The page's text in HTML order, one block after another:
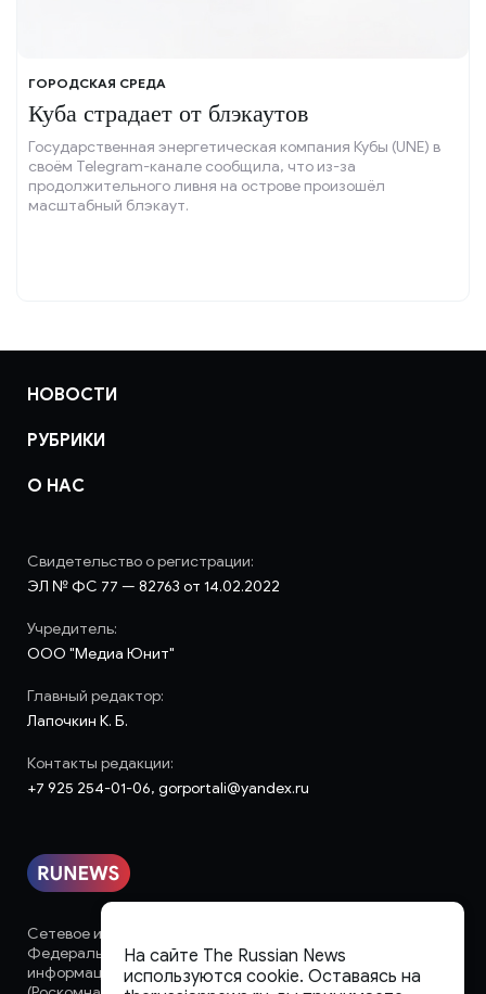
ГОРОДСКАЯ СРЕДА
Куба страдает от блэкаутов
Государственная энергетическая компания Кубы (UNE) в
своём Telegram-канале сообщила, что из-за
продолжительного ливня на острове произошёл
масштабный блэкаут.
НОВОСТИ
РУБРИКИ
О НАС
Сетевое издание «runews» (18+) зарегистрировано в
Федеральной службе по надзору в сфере связи,
информационных технологий и массовых коммуникаций
Свидетельство о регистрации:
ЭЛ № ФС 77 — 82763 от 14.02.2022
Учредитель:
ООО "Медиа Юнит"
Главный редактор:
Лапочкин К. Б.
Контакты редакции:
+7 925 254-01-06, gorportali@yandex.ru
На сайте The Russian News
используются cookie. Оставаясь на